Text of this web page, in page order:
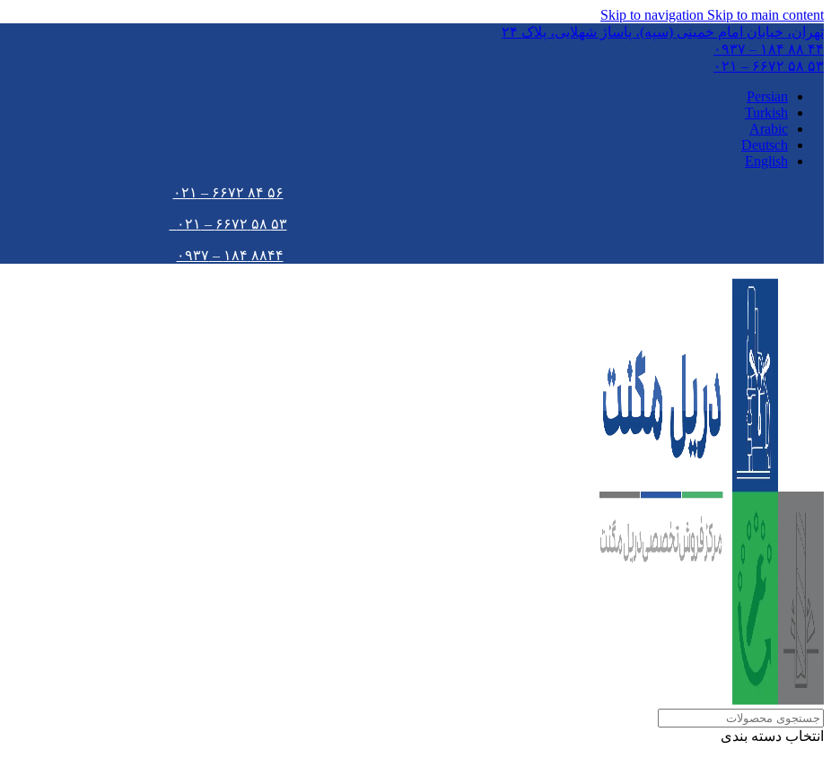
Skip to navigation Skip to main content
تهران،‌ خیابان امام خمینی (سپه)، پاساژ شهلایی، پلاک ۲۴
۴۴ ۸۸ ۱۸۴ – ۰۹۳۷
۵۳ ۵۸ ۶۶۷۲ – ۰۲۱
Persian
Turkish
Arabic
Deutsch
English
۵۶ ۸۴ ۶۶۷۲ – ۰۲۱
۵۳ ۵۸ ۶۶۷۲ – ۰۲۱
۸۸۴۴ ۱۸۴ – ۰۹۳۷
انتخاب دسته بندی